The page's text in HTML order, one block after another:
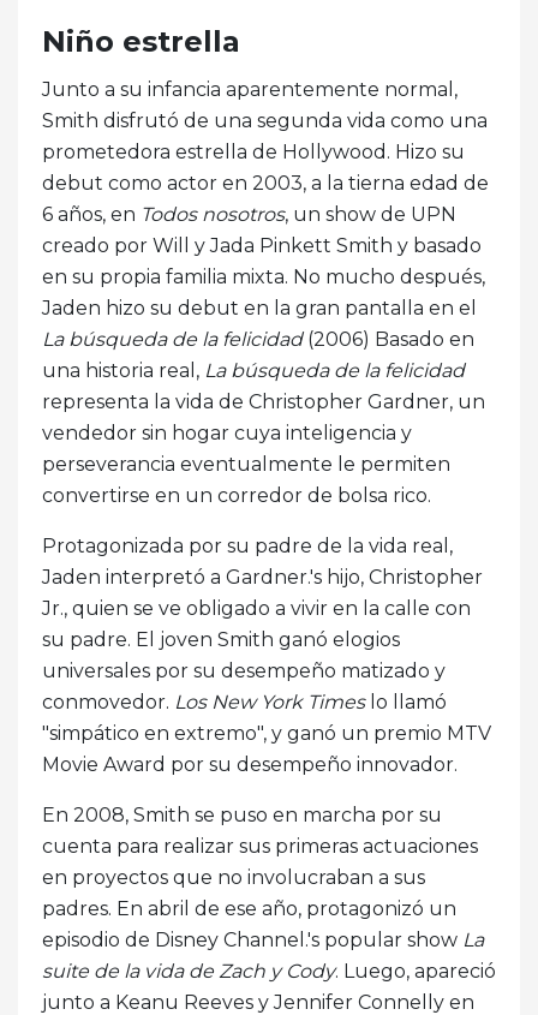
Niño estrella
Junto a su infancia aparentemente normal,
Smith disfrutó de una segunda vida como una
prometedora estrella de Hollywood. Hizo su
debut como actor en 2003, a la tierna edad de
6 años, en Todos nosotros, un show de UPN
creado por Will y Jada Pinkett Smith y basado
en su propia familia mixta. No mucho después,
Jaden hizo su debut en la gran pantalla en el
La búsqueda de la felicidad(2006) Basado en
una historia real, La búsqueda de la felicidad
representa la vida de Christopher Gardner, un
vendedor sin hogar cuya inteligencia y
perseverancia eventualmente le permiten
convertirse en un corredor de bolsa rico.
Protagonizada por su padre de la vida real,
Jaden interpretó a Gardner.'s hijo, Christopher
Jr., quien se ve obligado a vivir en la calle con
su padre. El joven Smith ganó elogios
universales por su desempeño matizado y
conmovedor. Los New York Timeslo llamó
"simpático en extremo", y ganó un premio MTV
Movie Award por su desempeño innovador.
En 2008, Smith se puso en marcha por su
cuenta para realizar sus primeras actuaciones
en proyectos que no involucraban a sus
padres. En abril de ese año, protagonizó un
episodio de Disney Channel.'s popular show La
suite de la vida de Zach y Cody. Luego, apareció
junto a Keanu Reeves y Jennifer Connelly en